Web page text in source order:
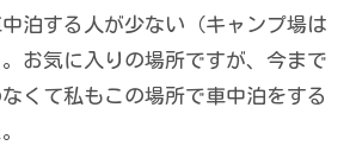
泊する人が少ない（キャンプ場は
お気に入りの場所ですが、今まで
くて私もこの場所で車中泊をする